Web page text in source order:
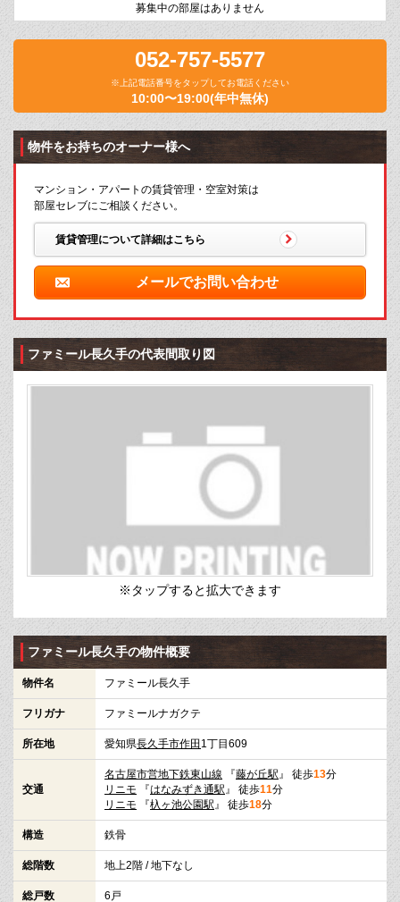
募集中の部屋はありません
052-757-5577
※上記電話番号をタップしてお電話ください
10:00〜19:00(年中無休)
物件をお持ちのオーナー様へ
マンション・アパートの賃貸管理・空室対策は
部屋セレブにご相談ください。
賃貸管理について詳細はこちら
メールでお問い合わせ
ファミール長久手の代表間取り図
※タップすると拡大できます
ファミール長久手の物件概要
物件名 ファミール長久手
フリガナ ファミールナガクテ
所在地 愛知県長久手市作田 1丁目609
交通
名古屋市営地下鉄東山線 『藤が丘駅 』 徒歩13分
リニモ 『はなみずき通駅 』 徒歩11分
リニモ 『杁ヶ池公園駅 』 徒歩18分
構造 鉄骨
総階数 地上2階 / 地下なし
総戸数 6戸